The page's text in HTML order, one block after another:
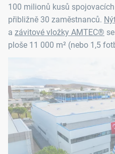
100 milionů kusů
přibližně 30 zaměstnanců.
a závitové vložky AMTEC®
ploše 11 000 m² (nebo 1,5